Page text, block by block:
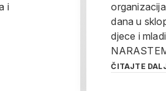
i
dana u
djece i
ČITAJTE